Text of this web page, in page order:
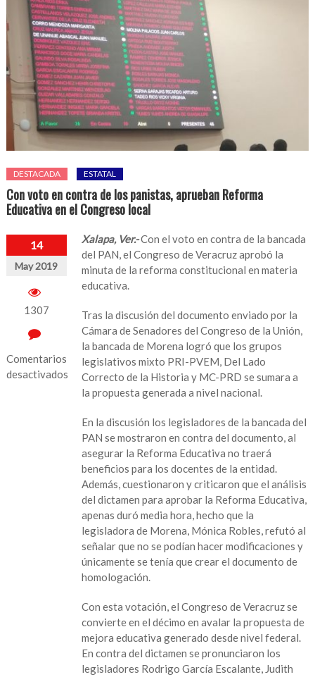
DESTACADA ESTATAL
Con voto en contra de los panistas, aprueban Reforma
Educativa en el Congreso local
14
May 2019
1307
Comentarios
desactivados
Xalapa, Ver.-Con el voto en contra de la bancada
del PAN, el Congreso de Veracruz aprobó la
minuta de la reforma constitucional en materia
educativa.
Tras la discusión del documento enviado por la
Cámara de Senadores del Congreso de la Unión,
la bancada de Morena logró que los grupos
legislativos mixto PRI-PVEM, Del Lado
Correcto de la Historia y MC-PRD se sumara a
la propuesta generada a nivel nacional.
En la discusión los legisladores de la bancada del
PAN se mostraron en contra del documento, al
asegurar la Reforma Educativa no traerá
beneficios para los docentes de la entidad.
Además, cuestionaron y criticaron que el análisis
del dictamen para aprobar la Reforma Educativa,
apenas duró media hora, hecho que la
legisladora de Morena, Mónica Robles, refutó al
señalar que no se podían hacer modificaciones y
únicamente se tenía que crear el documento de
homologación.
Con esta votación, el Congreso de Veracruz se
convierte en el décimo en avalar la propuesta de
mejora educativa generado desde nivel federal.
En contra del dictamen se pronunciaron los
legisladores Rodrigo García Escalante, Judith